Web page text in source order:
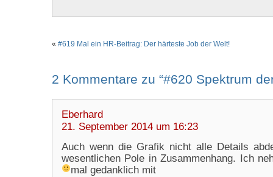
« #619 Mal ein HR-Beitrag: Der härteste Job der Welt!
2 Kommentare zu “#620 Spektrum
Eberhard
21. September 2014 um 16:23
Auch wenn die Grafik nicht alle Details
wesentlichen Pole in Zusammenhang. Ich
mal gedanklich mit